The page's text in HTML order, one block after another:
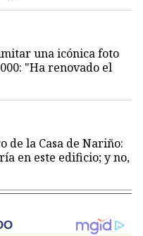
una icónica foto
"Ha renovado el
de la Casa de Nariño:
en este edificio; y no,